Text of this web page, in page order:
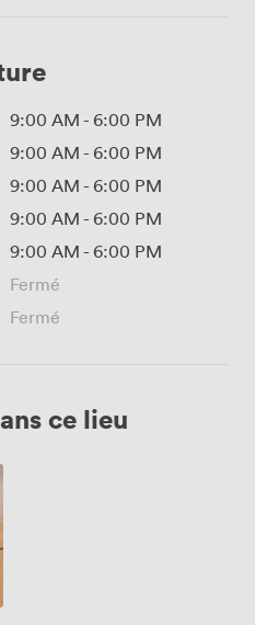
9:00 AM - 6:00 PM
9:00 AM - 6:00 PM
9:00 AM - 6:00 PM
9:00 AM - 6:00 PM
9:00 AM - 6:00 PM
Fermé
Fermé
ce lieu